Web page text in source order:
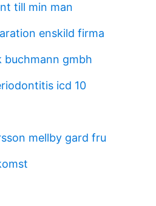
till min man
enskild firma
buchmann gmbh
icd 10
mellby gard fru